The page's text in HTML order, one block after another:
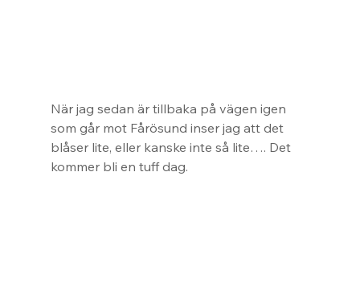
När jag sedan är tillbaka på vägen igen
som går mot Fårösund inser jag att det
blåser lite, eller kanske inte så lite…. Det
kommer bli en tuff dag.